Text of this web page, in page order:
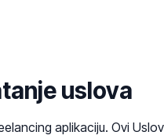
uslova
aplikaciju. Ovi